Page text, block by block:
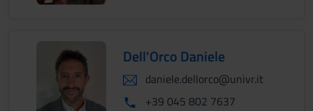
Dell'Orco Daniele
daniele.dellorco@univr.it
+39 045 802 7637